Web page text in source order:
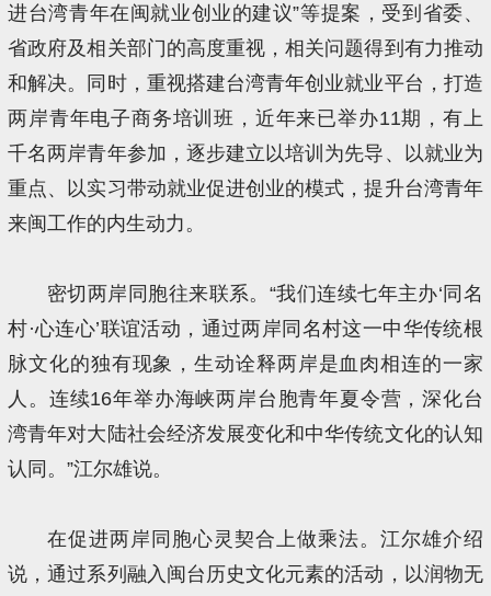
进台湾青年在闽就业创业的建议”等提案，受到省委、
省政府及相关部门的高度重视，相关问题得到有力推动
和解决。同时，重视搭建台湾青年创业就业平台，打造
两岸青年电子商务培训班，近年来已举办11期，有上
千名两岸青年参加，逐步建立以培训为先导、以就业为
重点、以实习带动就业促进创业的模式，提升台湾青年
来闽工作的内生动力。
密切两岸同胞往来联系。“我们连续七年主办‘同名
村·心连心’联谊活动，通过两岸同名村这一中华传统根
脉文化的独有现象，生动诠释两岸是血肉相连的一家
人。连续16年举办海峡两岸台胞青年夏令营，深化台
湾青年对大陆社会经济发展变化和中华传统文化的认知
认同。”江尔雄说。
在促进两岸同胞心灵契合上做乘法。江尔雄介绍
说，通过系列融入闽台历史文化元素的活动，以润物无